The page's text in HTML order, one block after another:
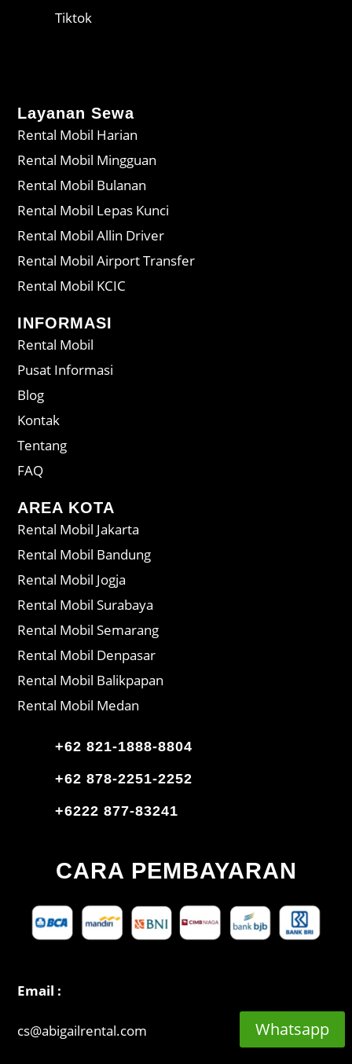
Tiktok
Layanan Sewa
Rental Mobil Harian
Rental Mobil Mingguan
Rental Mobil Bulanan
Rental Mobil Lepas Kunci
Rental Mobil Allin Driver
Rental Mobil Airport Transfer
Rental Mobil KCIC
INFORMASI
Rental Mobil
Pusat Informasi
Blog
Kontak
Tentang
FAQ
AREA KOTA
Rental Mobil Jakarta
Rental Mobil Bandung
Rental Mobil Jogja
Rental Mobil Surabaya
Rental Mobil Semarang
Rental Mobil Denpasar
Rental Mobil Balikpapan
Rental Mobil Medan
+62 821-1888-8804
+62 878-2251-2252
+6222 877-83241
CARA PEMBAYARAN
Email :
cs@abigailrental.com Whatsapp